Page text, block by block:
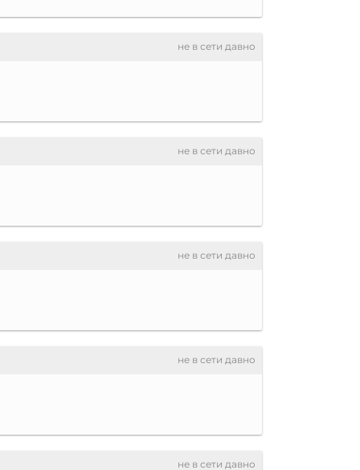
не в сети давно
не в сети давно
не в сети давно
не в сети давно
не в сети давно